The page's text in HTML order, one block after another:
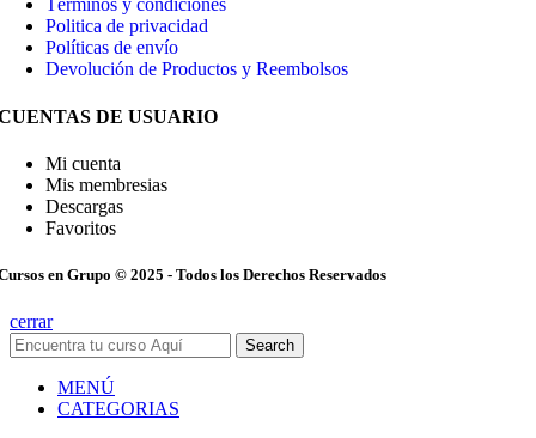
Términos y condiciones
Politica de privacidad
Políticas de envío
Devolución de Productos y Reembolsos
DE USUARIO
Mi cuenta
Mis membresias
Descargas
Favoritos
en Grupo © 2025 - Todos los Derechos Reservados
cerrar
Search
MENÚ
CATEGORIAS